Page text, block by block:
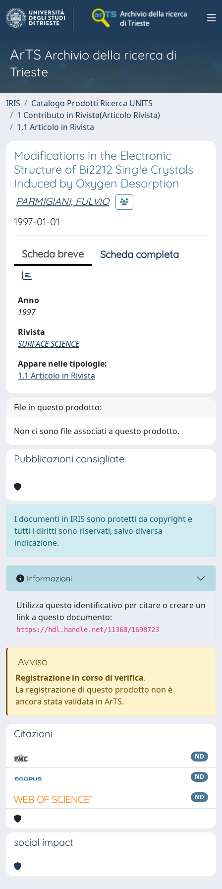
ArTS Archivio della ricerca di
Trieste
IRIS
Catalogo Prodotti Ricerca UNITS
1 Contributo in Rivista(Articolo Rivista)
1.1 Articolo in Rivista
Modifications in the Electronic
Structure of Bi2212 Single Crystals
Induced by Oxygen Desorption
PARMIGIANI, FULVIO
1997-01-01
Scheda breve Scheda completa
Anno
1997
Rivista
SURFACE SCIENCE
Appare nelle tipologie:
1.1 Articolo in Rivista
File in questo prodotto:
Non ci sono file associati a questo prodotto.
Pubblicazioni consigliate
I documenti in IRIS sono protetti da copyright e
tutti i diritti sono riservati, salvo diversa
indicazione.
Informazioni
Utilizza questo identificativo per citare o creare un
link a questo documento:
https://hdl.handle.net/11368/1698723
Avviso
Registrazione in corso di verifica.
La registrazione di questo prodotto non è
ancora stata validata in ArTS.
Citazioni
ND
ND
ND
social impact